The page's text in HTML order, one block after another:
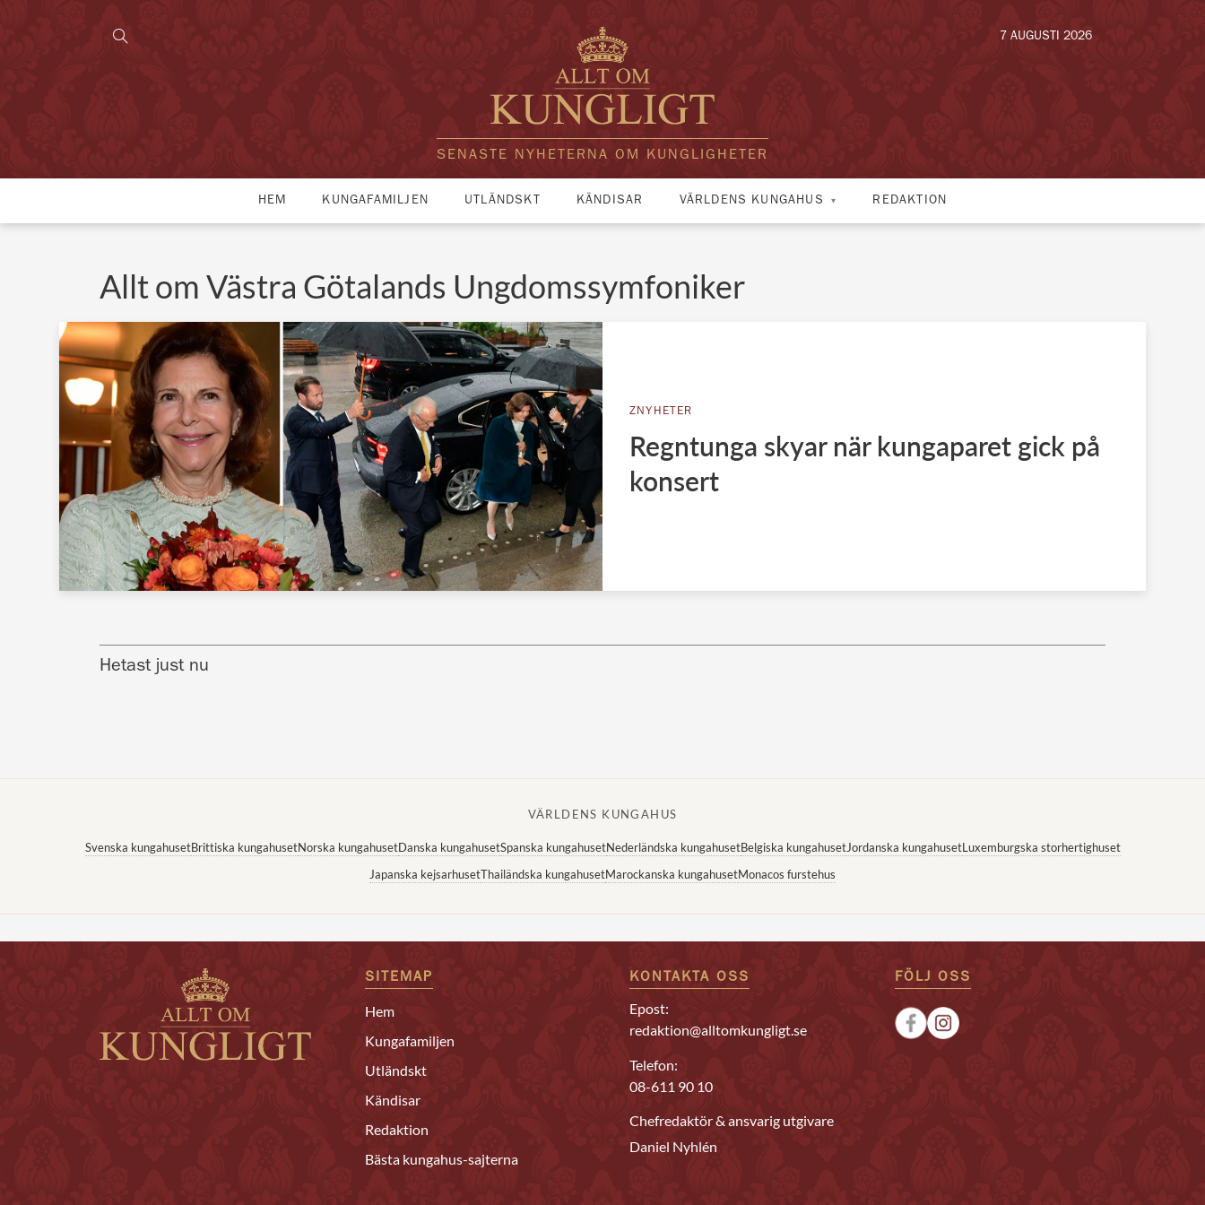
SENASTE NYHETERNA OM KUNGLIGHETER
7 AUGUSTI 2026
HEM KUNGAFAMILJEN UTLÄNDSKT KÄNDISAR VÄRLDENS KUNGAHUS REDAKTION
Allt om Västra Götalands Ungdomssymfoniker
ZNYHETER
Regntunga skyar när kungaparet gick på
konsert
Hetast just nu
VÄRLDENS KUNGAHUS
Svenska kungahusetBrittiska kungahusetNorska kungahusetDanska kungahusetSpanska kungahusetNederländska kungahusetBelgiska kungahusetJordanska kungahusetLuxemburgska storhertighuset
Japanska kejsarhusetThailändska kungahusetMarockanska kungahusetMonacos furstehus
SITEMAP
Hem
Kungafamiljen
Utländskt
Kändisar
Redaktion
Bästa kungahus-sajterna
KONTAKTA OSS
Epost:
redaktion@alltomkungligt.se
Telefon:
08-611 90 10
Chefredaktör & ansvarig utgivare
Daniel Nyhlén
FÖLJ OSS